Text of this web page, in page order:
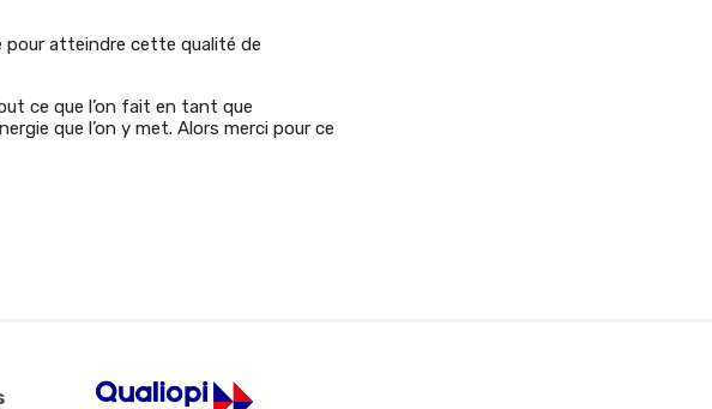
pour atteindre cette qualité de
ce que l’on fait en tant que
que l’on y met. Alors merci pour ce